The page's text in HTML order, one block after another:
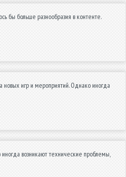
бы больше разнообразия в контенте.
игр и мероприятий. Однако иногда
возникают технические проблемы,